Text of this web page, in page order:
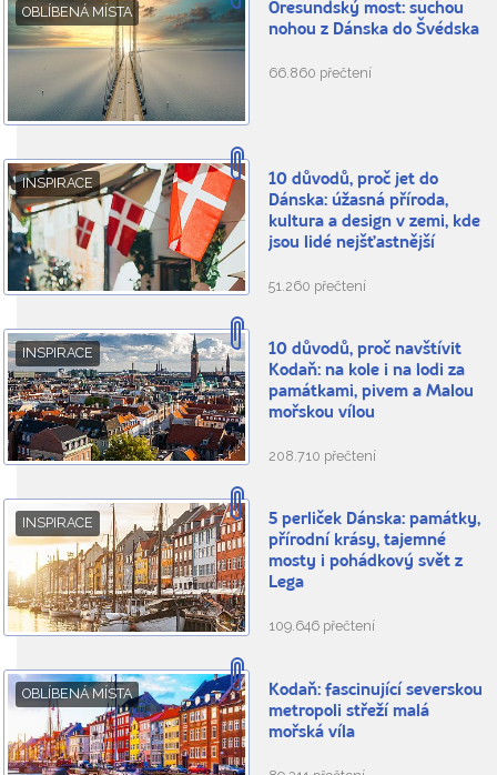
OBLÍBENÁ MÍSTA
Öresundský most: suchou
nohou z Dánska do Švédska
66.860 přečtení
INSPIRACE
10 důvodů, proč jet do
Dánska: úžasná příroda,
kultura a design v zemi, kde
jsou lidé nejšťastnější
51.260 přečtení
INSPIRACE
10 důvodů, proč navštívit
Kodaň: na kole i na lodi za
památkami, pivem a Malou
mořskou vílou
208.710 přečtení
INSPIRACE
5 perliček Dánska: památky,
přírodní krásy, tajemné
mosty i pohádkový svět z
Lega
109.646 přečtení
OBLÍBENÁ MÍSTA
Kodaň: fascinující severskou
metropoli střeží malá
mořská víla